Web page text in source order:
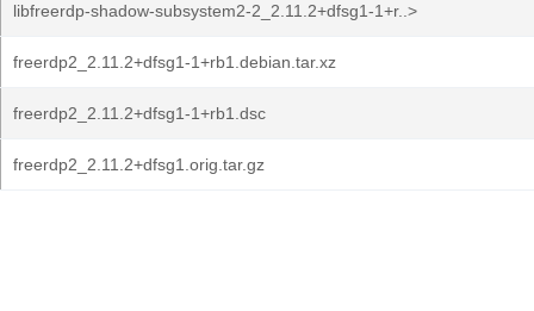
libfreerdp-shadow-subsystem2-2_2.11.2+dfsg1-1+r..>
freerdp2_2.11.2+dfsg1-1+rb1.debian.tar.xz
freerdp2_2.11.2+dfsg1-1+rb1.dsc
freerdp2_2.11.2+dfsg1.orig.tar.gz